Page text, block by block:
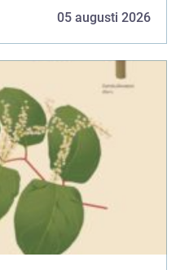
05 augusti 2026